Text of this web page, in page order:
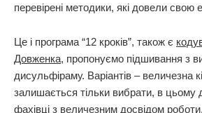
перевірені методики, які довели свою
Це і програма “12 кроків”, також є
Довженка, пропонуємо підшивання з
дисульфіраму. Варіантів – величезна
залишається тільки вибрати, в цьому
фахівці з величезним досвідом роботи.